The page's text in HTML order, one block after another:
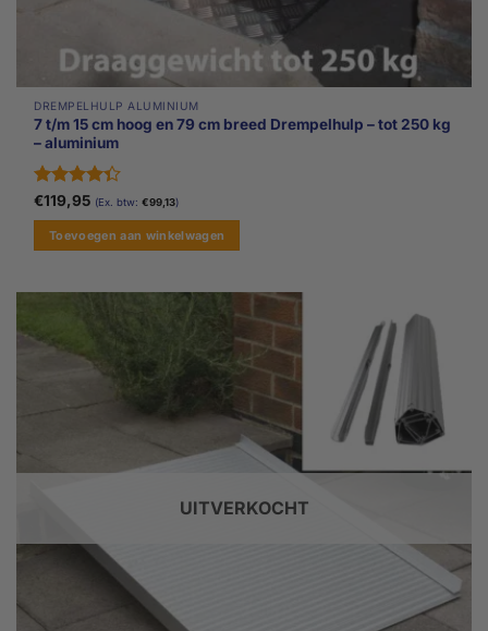
DREMPELHULP ALUMINIUM
7 t/m 15 cm hoog en 79 cm breed Drempelhulp – tot 250 kg
– aluminium
Gewaardeerd
4.33uit 5
€119,95 (Ex. btw:€99,13)
Toevoegen aan winkelwagen
UITVERKOCHT